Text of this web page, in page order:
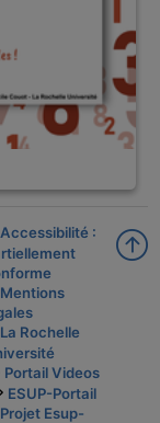
Accessibilité :
Mentions
La Rochelle
Portail Videos
ESUP-Portail
Projet Esup-